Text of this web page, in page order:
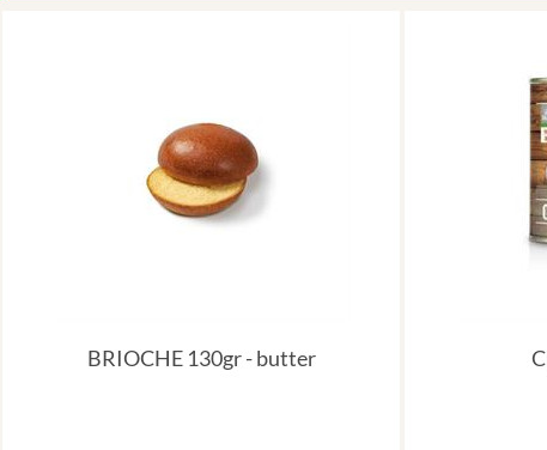
BRIOCHE 130gr - butter